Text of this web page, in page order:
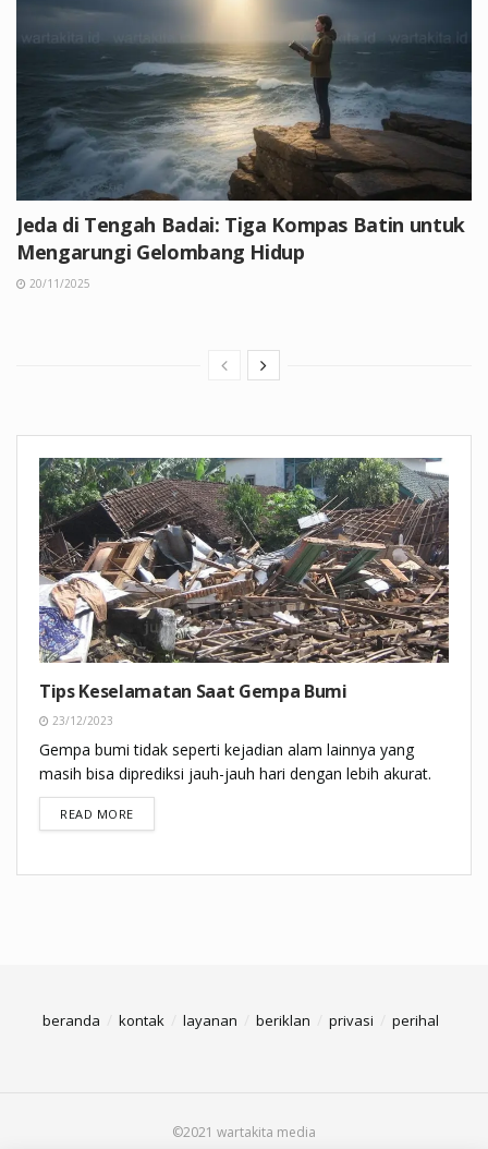
Jeda di Tengah Badai: Tiga Kompas Batin untuk
Mengarungi Gelombang Hidup
20/11/2025
Tips Keselamatan Saat Gempa Bumi
23/12/2023
Gempa bumi tidak seperti kejadian alam lainnya yang
masih bisa diprediksi jauh-jauh hari dengan lebih akurat.
READ MOREDETAILS
beranda kontak layanan beriklan privasi perihal
©2021 wartakita media